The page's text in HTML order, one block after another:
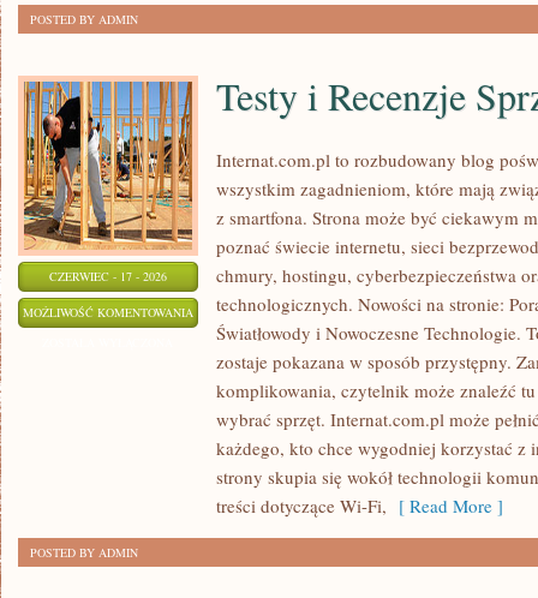
POSTED BY ADMIN
CZERWIEC - 17 - 2026
MOŻLIWOŚĆ KOMENTOWANIA TESTY
RECENZJE
SPRZĘTU
Testy i Recenzje
Internat.com.pl to rozbudowany blog
wszystkim zagadnieniom, które mają
z smartfona. Strona może być ciekawym
poznać świecie internetu, sieci
chmury, hostingu, cyberbezpieczeństwa
technologicznych. Nowości na stronie:
Światłowody i Nowoczesne Technologie.
zostaje pokazana w sposób przystępny.
komplikowania, czytelnik może znaleźć
wybrać sprzęt. Internat.com.pl może
każdego, kto chce wygodniej korzystać z
strony skupia się wokół technologii
treści dotyczące Wi-Fi, [ Read More ]
POSTED BY ADMIN